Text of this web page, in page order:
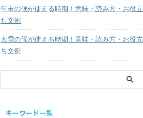
年末の候が使える時期！意味・読み方・お役立
ち文例
大雪の候が使える時期！意味・読み方・お役立
ち文例
キーワード一覧